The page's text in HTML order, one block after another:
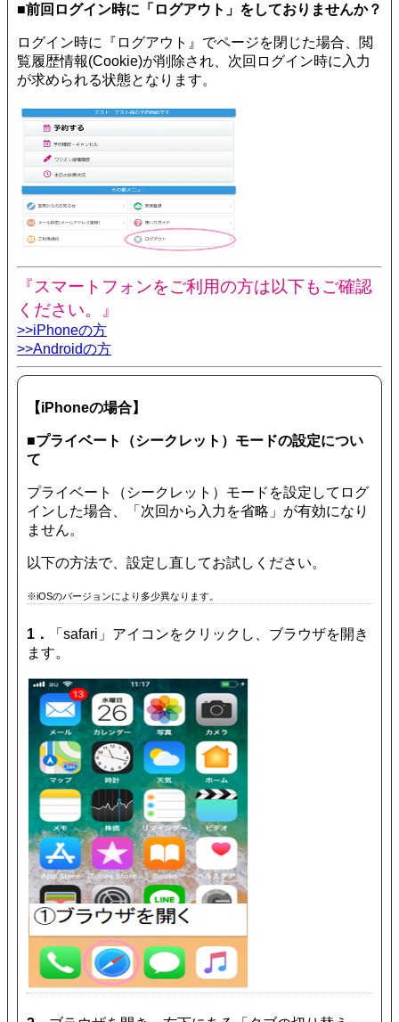
■前回ログイン時に「ログアウト」をしておりませんか？
ログイン時に『ログアウト』でページを閉じた場合、閲
覧履歴情報(Cookie)が削除され、次回ログイン時に入力
が求められる状態となります。
『スマートフォンをご利用の方は以下もご確認
ください。』
>>iPhoneの方
>>Androidの方
【iPhoneの場合】
■プライベート（シークレット）モードの設定につい
て
プライベート（シークレット）モードを設定してログ
インした場合、「次回から入力を省略」が有効になり
ません。
以下の方法で、設定し直してお試しください。
※iOSのバージョンにより多少異なります。
1．
「safari」アイコンをクリックし、ブラウザを開き
ます。